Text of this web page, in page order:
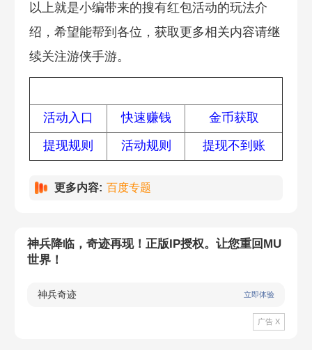
以上就是小编带来的搜有红包活动的玩法介
绍，希望能帮到各位，获取更多相关内容请继
续关注游侠手游。
活动入口 快速赚钱
金币获取
提现规则
活动规则 提现不到账
更多内容: 百度专题
神兵降临，奇迹再现！正版IP授权。让您重回MU
世界！
神兵奇迹 立即体验
广告 X